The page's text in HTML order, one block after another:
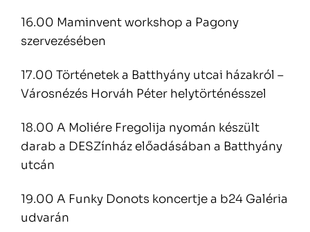
16.00 Maminvent workshop a Pagony
szervezésében
17.00 Történetek a Batthyány utcai házakról –
Városnézés Horváh Péter helytörténésszel
18.00 A Moliére Fregolija nyomán készült
darab a DESZínház előadásában a Batthyány
utcán
19.00 A Funky Donots koncertje a b24 Galéria
udvarán